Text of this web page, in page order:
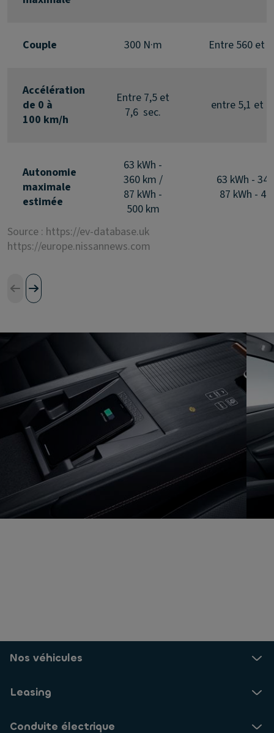
Couple 300 N·m Entre 560 et
Accélération
de 0 à
100 km/h
Entre 7,5 et
7,6 sec.
entre 5,1 et
Autonomie
maximale
estimée
63 kWh -
360 km /
87 kWh -
500 km
63 kWh -
87 kWh -
Source : https://ev-database.uk
https://europe.nissannews.com
Nos véhicules
Leasing
Conduite électrique